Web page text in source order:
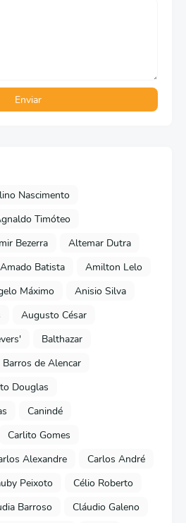
Nascimento
Timóteo
Bezerra
Altemar Dutra
Amado Batista
Amilton Lelo
Máximo
Anisio Silva
Augusto César
Balthazar
Barros de Alencar
Douglas
Canindé
Carlito Gomes
Alexandre
Carlos André
Peixoto
Célio Roberto
Barroso
Cláudio Galeno